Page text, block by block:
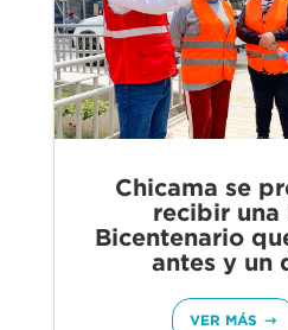
Chicama se
recibir una
Bicentenario
antes y un
VER MÁS